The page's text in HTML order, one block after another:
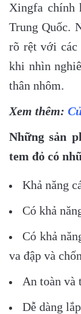
Xingfa chính
Trung Quốc.
rõ rệt với các
khi nhìn
thân nhôm.
Xem thêm:
Những sản
tem đỏ có
Khả năng
Có khả
Có khả
va đập và
An toàn và
Dễ dàng